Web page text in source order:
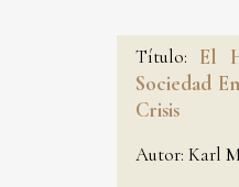
Título: El
Sociedad
Crisis
Autor: Karl